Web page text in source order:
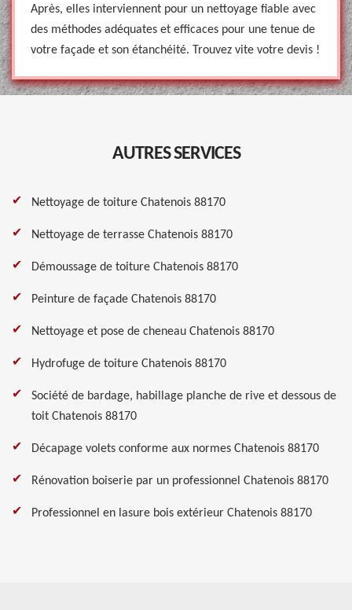
Après, elles interviennent pour un nettoyage fiable avec
des méthodes adéquates et efficaces pour une tenue de
votre façade et son étanchéité. Trouvez vite votre devis !
AUTRES SERVICES
Nettoyage de toiture Chatenois 88170
Nettoyage de terrasse Chatenois 88170
Démoussage de toiture Chatenois 88170
Peinture de façade Chatenois 88170
Nettoyage et pose de cheneau Chatenois 88170
Hydrofuge de toiture Chatenois 88170
Société de bardage, habillage planche de rive et dessous de
toit Chatenois 88170
Décapage volets conforme aux normes Chatenois 88170
Rénovation boiserie par un professionnel Chatenois 88170
Professionnel en lasure bois extérieur Chatenois 88170